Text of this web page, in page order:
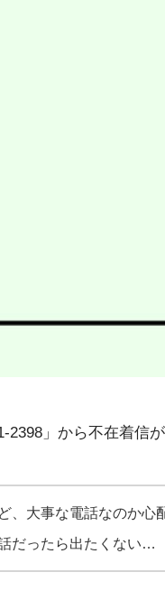
2398」から不在着
、大事な電話なのか心
だったら出たくない…